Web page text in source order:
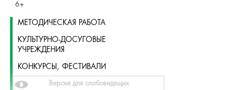
6+
МЕТОДИЧЕСКАЯ РАБОТА
КУЛЬТУРНО-ДОСУГОВЫЕ
УЧРЕЖДЕНИЯ
КОНКУРСЫ, ФЕСТИВАЛИ
Версия для слабовидящих